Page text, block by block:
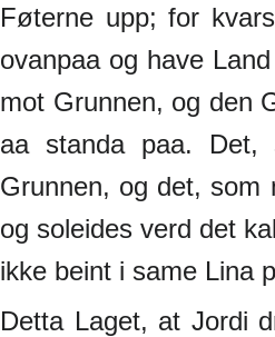
Føterne upp; for
ovanpaa og have
mot Grunnen, og den
aa standa paa.
Grunnen, og det, som
og soleides verd det
ikke beint i same Lina
Detta Laget, at Jordi